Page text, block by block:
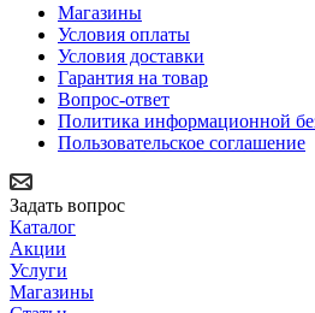
Магазины
Условия оплаты
Условия доставки
Гарантия на товар
Вопрос-ответ
Политика информационной
Пользовательское соглашение
Задать вопрос
Каталог
Акции
Услуги
Магазины